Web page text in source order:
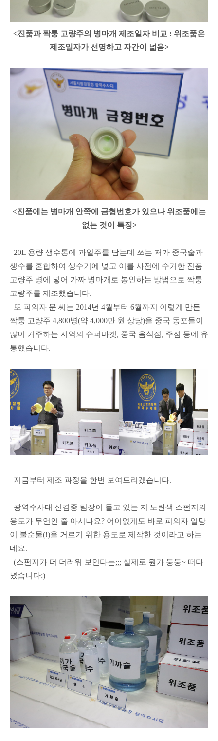
<진품과 짝퉁 고량주의 병마개 제조일자 비교 : 위조품은
제조일자가 선명하고 자간이 넓음>
<진품에는 병마개 안쪽에 금형번호가 있으나 위조품에는
없는 것이 특징>
20L 용량 생수통에 과일주를 담는데 쓰는 저가 중국술과
생수를 혼합하여 생수기에 넣고 이를 사전에 수거한 진품
고량주 병에 넣어 가짜 병마개로 봉인하는 방법으로 짝퉁
고량주를 제조했습니다.
또 피의자 문 씨는 2014년 4월부터 6월까지 이렇게 만든
짝퉁 고량주 4,800병(약 4,000만 원 상당)을 중국 동포들이
많이 거주하는 지역의 슈퍼마켓, 중국 음식점, 주점 등에 유
통했습니다.
지금부터 제조 과정을 한번 보여드리겠습니다.
광역수사대 신겸중 팀장이 들고 있는 저 노란색 스펀지의
용도가 무언인 줄 아시나요? 어이없게도 바로 피의자 일당
이 불순물(!)을 거르기 위한 용도로 제작한 것이라고 하는
데요.
(스펀지가 더 더러워 보인다는;;; 실제로 뭔가 둥둥~ 떠다
녔습니다;)